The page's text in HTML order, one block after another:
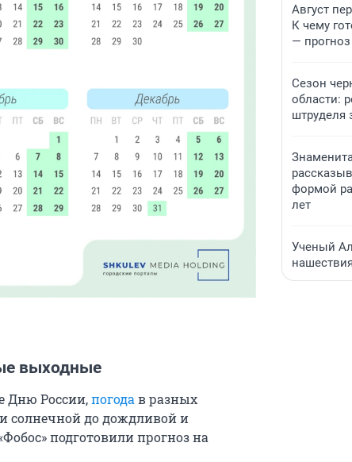
выходные
Дню России,погода в разных
солнечной до дождливой и
подготовили прогноз на
Август
К чему
— прогноз
Сезон
области:
штруделя
формой
лет
Ученый